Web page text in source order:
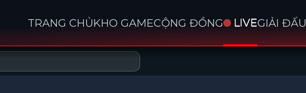
TRANG CHỦKHO GAMECỘNG ĐỒNG LIVEGIẢI ĐẤU